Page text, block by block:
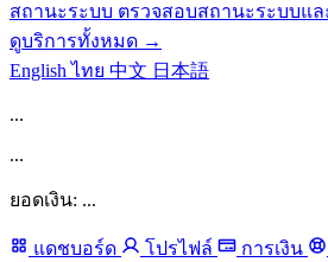
สถานะระบบ ตรวจสอบสถานะระบบแ
ดูบริการทั้งหมด →
Englishไทย 中文 日本語
...
...
ยอดเงิน: ...
แดชบอร์ด โปรไฟล์ การเงิน